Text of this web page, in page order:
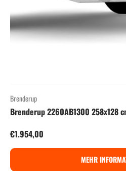
Brenderup
Brenderup 2260AB1300 258x128
Normaler Preis
€1.954,00
MEHR